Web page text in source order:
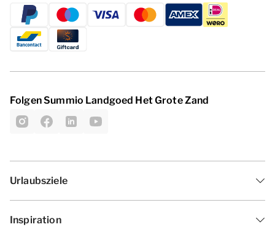
Folgen Summio Landgoed Het Grote Zand
Urlaubsziele
Inspiration